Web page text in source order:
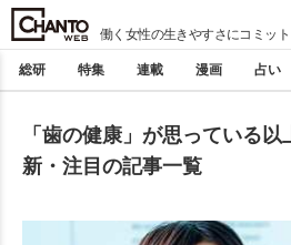
働く女性の生きやすさにコミット
総研 特集 連載 漫画 占い
「歯の健康」が思っている
新・注目の記事一覧